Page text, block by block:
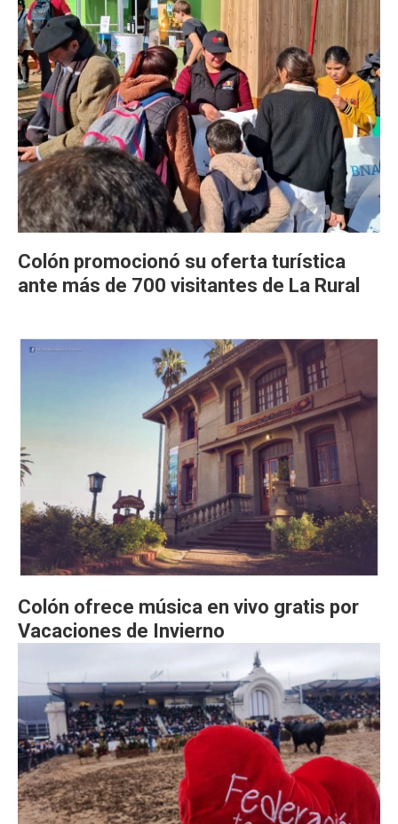
Colón promocionó su oferta turística
ante más de 700 visitantes de La Rural
Colón ofrece música en vivo gratis por
Vacaciones de Invierno